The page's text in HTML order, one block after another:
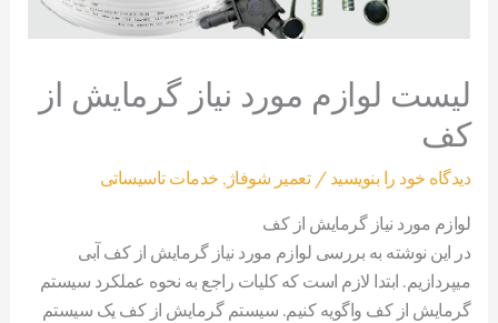
لیست لوازم مورد نیاز گرمایش از
کف
دیدگاه‌ خود را بنویسید /تعمیر شوفاژ , خدمات تاسیساتی
لوازم مورد نیاز گرمایش از کف
در این نوشته به بررسی لوازم مورد نیاز گرمایش از کف آبی
میپردازیم. ابتدا لازم است که کلیات راجع به نحوه عملکرد سیستم
گرمایش از کف واگویه کنیم. سیستم گرمایش از کف یک سیستم